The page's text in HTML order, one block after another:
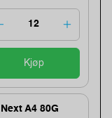
Kjøp
A4 80G